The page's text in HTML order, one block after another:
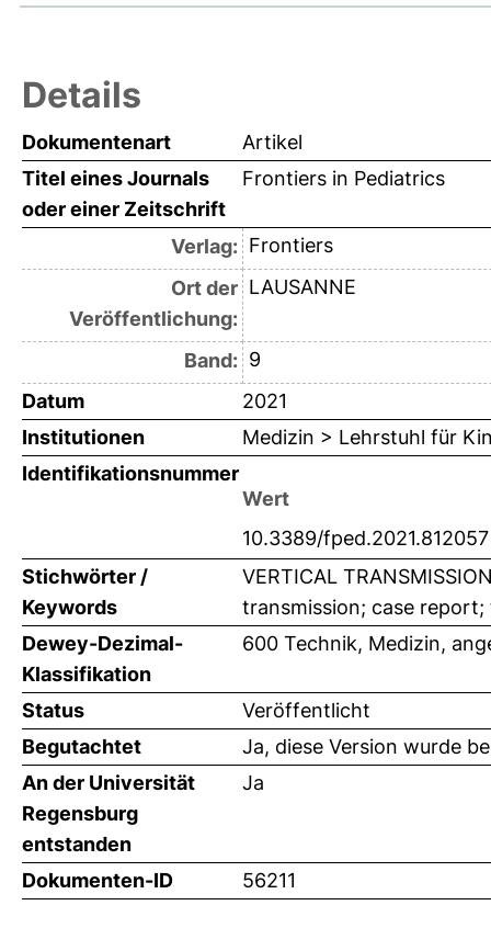
Details
Dokumentenart
Artikel
Titel eines Journals
oder einer Zeitschrift
Frontiers in Pediatrics
Verlag: Frontiers
Ort der
Veröffentlichung:
LAUSANNE
Band: 9
Datum
2021
Institutionen
Medizin > Lehrstuhl für
Identifikationsnummer
Wert
10.3389/fped.2021.812057
Stichwörter /
Keywords
VERTICAL
transmission; case report;
Dewey-Dezimal-
Klassifikation
600 Technik, Medizin,
Status
Veröffentlicht
Begutachtet
Ja, diese Version wurde
An der Universität
Regensburg
entstanden
Ja
Dokumenten-ID 56211